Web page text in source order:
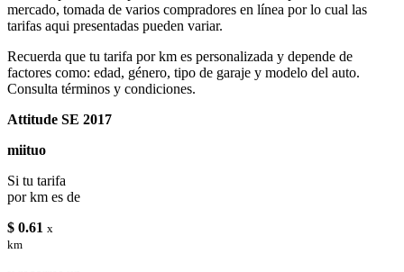
mercado, tomada de varios compradores en línea por lo cual las
tarifas aqui presentadas pueden variar.
Recuerda que tu tarifa por km es personalizada y depende de
factores como: edad, género, tipo de garaje y modelo del auto.
Consulta términos y condiciones.
Attitude SE 2017
miituo
Si tu tarifa
por km es de
$ 0.61 x
km